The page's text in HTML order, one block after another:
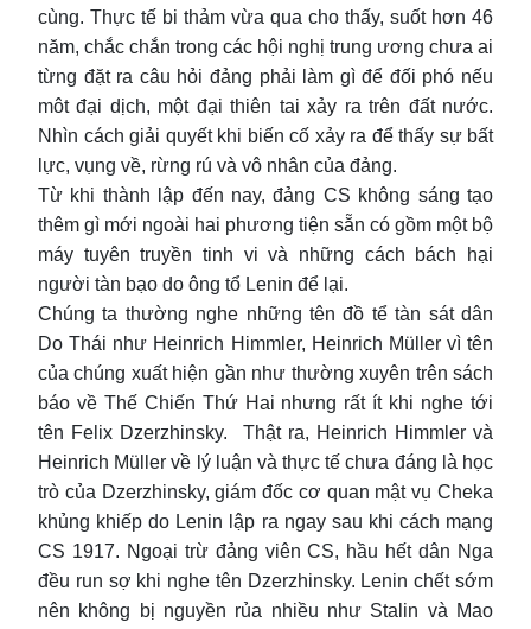
cùng. Thực tế bi thảm vừa qua cho thấy, suốt hơn 46
năm, chắc chắn trong các hội nghị trung ương chưa ai
từng đặt ra câu hỏi đảng phải làm gì để đối phó nếu
môt đại dịch, một đại thiên tai xảy ra trên đất nước.
Nhìn cách giải quyết khi biến cố xảy ra để thấy sự bất
lực, vụng về, rừng rú và vô nhân của đảng.
Từ khi thành lập đến nay, đảng CS không sáng tạo
thêm gì mới ngoài hai phương tiện sẵn có gồm một bộ
máy tuyên truyền tinh vi và những cách bách hại
người tàn bạo do ông tổ Lenin để lại.
Chúng ta thường nghe những tên đồ tể tàn sát dân
Do Thái như Heinrich Himmler, Heinrich Müller vì tên
của chúng xuất hiện gần như thường xuyên trên sách
báo về Thế Chiến Thứ Hai nhưng rất ít khi nghe tới
tên Felix Dzerzhinsky. Thật ra, Heinrich Himmler và
Heinrich Müller về lý luận và thực tế chưa đáng là học
trò của Dzerzhinsky, giám đốc cơ quan mật vụ Cheka
khủng khiếp do Lenin lập ra ngay sau khi cách mạng
CS 1917. Ngoại trừ đảng viên CS, hầu hết dân Nga
đều run sợ khi nghe tên Dzerzhinsky. Lenin chết sớm
nên không bị nguyền rủa nhiều như Stalin và Mao